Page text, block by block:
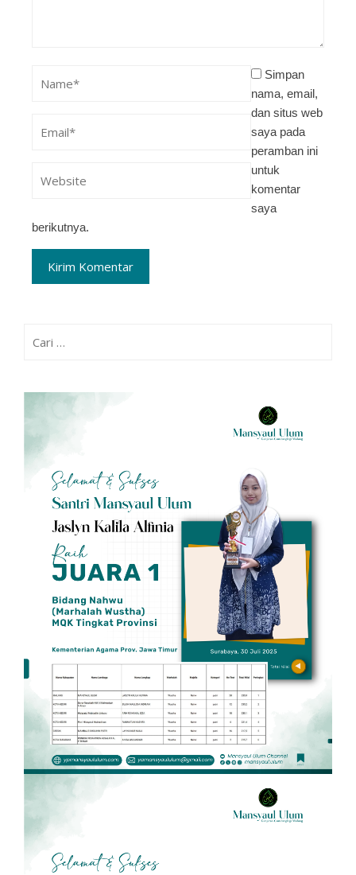
Simpan
nama, email,
dan situs web
saya pada
peramban ini
untuk
komentar
saya
berikutnya.
untuk: